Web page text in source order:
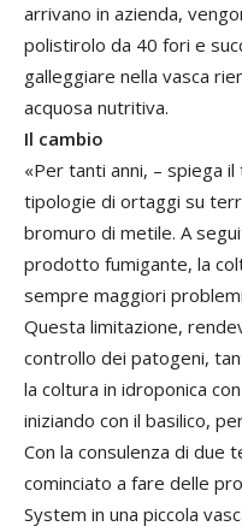
arrivano in azienda,
polistirolo da 40 fori e
galleggiare nella vasca
acquosa nutritiva.
Il cambio
«Per tanti anni, – spiega
tipologie di ortaggi su
bromuro di metile. A
prodotto fumigante, la
sempre maggiori
Questa limitazione,
controllo dei patogeni,
la coltura in idroponica
iniziando con il basilico,
Con la consulenza di due
cominciato a fare delle
System in una piccola